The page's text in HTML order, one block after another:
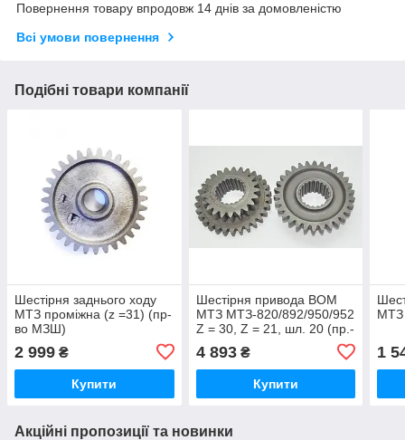
Повернення товару впродовж 14 днів за домовленістю
Всі умови повернення
Подібні товари компанії
Шестірня заднього ходу
МТЗ проміжна (z =31) (пр-
во МЗШ)
2 999 ₴
Купити
Шестірня привода ВОМ
МТЗ МТЗ-820/892/950/952
Z = 30, Z = 21, шл. 20 (пр.-
4 893₴
Купити
МТЗ
1
Акційні пропозиції та новинки